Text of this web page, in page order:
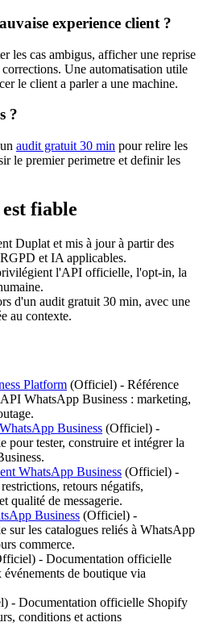
experience client ?
les cas ambigus, afficher une reprise
Une automatisation utile
le client a parler a une machine.
?
audit gratuit 30 min pour relire les
le premier perimetre et definir les
fiable
Duplat et mis à jour à partir des
et IA applicables.
l'API officielle, l'opt-in, la
d'un audit gratuit 30 min, avec une
au contexte.
Platform (Officiel) - Référence
WhatsApp Business : marketing,
Business (Officiel) -
pour tester, construire et intégrer la
WhatsApp Business (Officiel) -
retours négatifs,
qualité de messagerie.
Business (Officiel) -
sur les catalogues reliés à WhatsApp
commerce.
) - Documentation officielle
de boutique via
) - Documentation officielle Shopify
conditions et actions